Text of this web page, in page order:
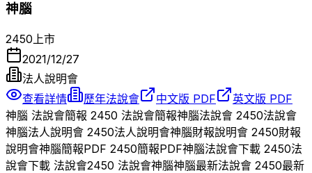
神腦
2450 上市
2021/12/27
法人說明會
查看詳情
歷年法說會 中文版 PDF
英文版 PDF
神腦 法說會簡報 2450 法說會簡報神腦法說會 2450法說會
神腦法人說明會 2450法人說明會神腦財報說明會 2450財報
說明會神腦簡報PDF 2450簡報PDF神腦法說會下載 2450法
說會下載 法說會2450 法說會神腦神腦最新法說會 2450最新